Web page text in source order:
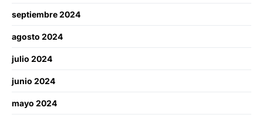
septiembre 2024
agosto 2024
julio 2024
junio 2024
mayo 2024